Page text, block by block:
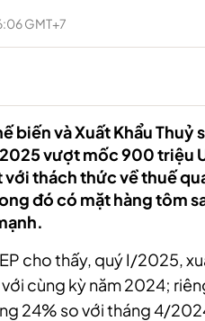
GMT+7
biến và Xuất Khẩu Thuỷ
vượt mốc 900 triệu
với thách thức về thuế
đó có mặt hàng tôm
cho thấy, quý I/2025,
cùng kỳ năm 2024;
24% so với tháng 4/